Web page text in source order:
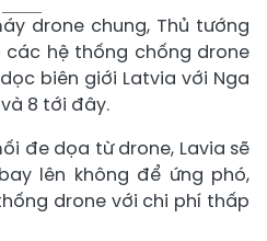
drone chung, Thủ tướng
hệ thống chống drone
biên giới Latvia với Nga
8 tới đây.
đe dọa từ drone, Lavia sẽ
lên không để ứng phó,
drone với chi phí thấp